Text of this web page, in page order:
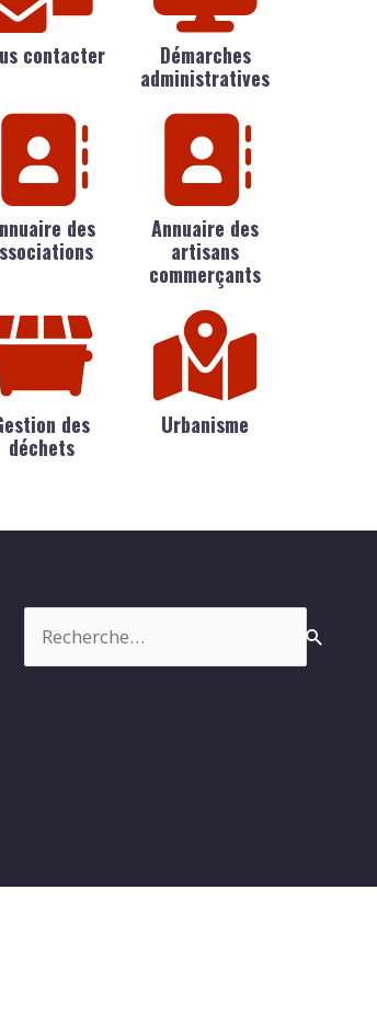
contacter
Démarches
administratives
des
Annuaire des
artisans
commerçants
des
déchets
Urbanisme